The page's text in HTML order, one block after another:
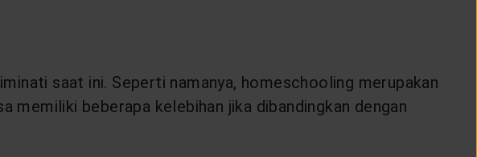
saat ini. Seperti namanya, homeschooling merupakan
memiliki beberapa kelebihan jika dibandingkan dengan